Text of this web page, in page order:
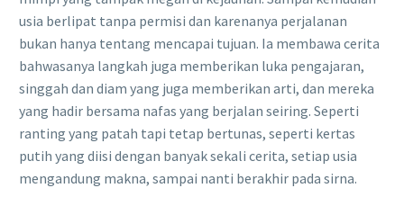
usia berlipat tanpa permisi dan karenanya perjalanan
bukan hanya tentang mencapai tujuan. Ia membawa cerita
bahwasanya langkah juga memberikan luka pengajaran,
singgah dan diam yang juga memberikan arti, dan mereka
yang hadir bersama nafas yang berjalan seiring. Seperti
ranting yang patah tapi tetap bertunas, seperti kertas
putih yang diisi dengan banyak sekali cerita, setiap usia
mengandung makna, sampai nanti berakhir pada sirna.